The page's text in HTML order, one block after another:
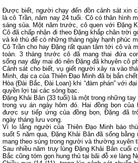
Được biết, người chạy đến đồn cảnh sát xin
là cô Trần, năm nay 24 tuổi. Cô có thân hình
sáng sủa. Một năm trước, cô quen với Đặng
Cô đã chấp nhận đi theo Đặng khắp chân trời
và kẻ thù để có những tháng ngày hạnh phúc
Cô Trần cho hay Đặng rất quan tâm tới cô và
toàn. 3 tháng trước cô đã mang thai đứa
sống nay đây mai đó nên Đặng đã khuyên cô
Cảnh sát cho biết, vụ giết người xảy ra vào
Minh, đại ca của Thiên Đạo Minh đã bị bắn
Hòa (Đài Bắc, Đài Loan) khi “đàm phán” với
quyền lợi tại các sòng bạc.
Đặng Khải Bân (33 tuổi) là một trong những tay
trong vụ án ngày hôm đó. Hai đồng bọn của
được sự tiếp ứng của đồng bọn, Đặng đã
ngày tháng lưu vong.
Vì lo lắng người của Thiên Đạo Minh báo
suốt 5 năm qua, Đặng Khải Bân đã sống bằng
mang theo súng trong người và thường xuyên
Sau nhiều năm truy lùng Đặng Khải Bân cuối
Bắc cũng tóm gọn hung thủ tại bãi đỗ xe làng